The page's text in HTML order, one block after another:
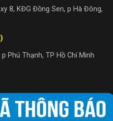
8, KĐG Đồng Sen, p Hà Đông,
Phú Thạnh, TP Hồ Chí Minh